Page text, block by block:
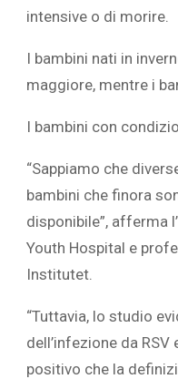
intensive o di morire.
I bambini nati in
maggiore, mentre i
I bambini con
“Sappiamo che
bambini che finora
disponibile”, afferma
Youth Hospital e
Institutet.
“Tuttavia, lo studio
dell’infezione da
positivo che la